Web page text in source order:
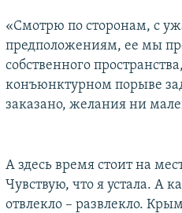
«Смотрю по сторонам, с
предположениям, ее мы
собственного
конъюнктурном порыве
заказано, желания ни
А здесь время стоит на
Чувствую, что я устала. А
отвлекло – развлекло.